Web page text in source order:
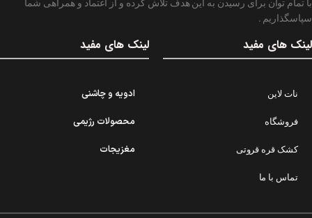
با تمام توان برای رسیدن به این هدف تلاش کرده و از اعتماد و همراهی شما
سپاسگذاریم .
لینک های مفید
نات لاین
فروشگاه
کشک قره قروتی
تماس با ما
لینک های مفید
ادویه و چاشنی
محصولات رژیمی
مغزیجات